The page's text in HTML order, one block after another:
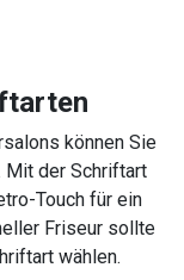
können Sie
Mit der Schriftart
Touch für ein
Friseur sollte
wählen.